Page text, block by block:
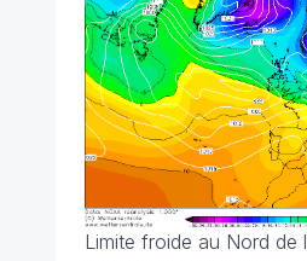
Limite froide au Nord de